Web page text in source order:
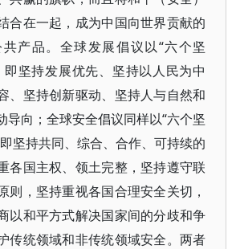
合在一起，成为中国向世界贡献的
产品。全球发展倡议以“六个坚
即坚持发展优先、坚持以人民为中
、坚持创新驱动、坚持人与自然和
导向；全球安全倡议同样以“六个坚
坚持共同、综合、合作、可持续的
各国主权、领土完整，坚持遵守联
则，坚持重视各国合理安全关切，
以和平方式解决国家间的分歧和争
传统领域和非传统领域安全。两者